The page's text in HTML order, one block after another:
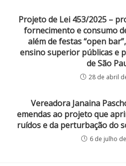
Projeto de Lei 453/2025 –
fornecimento e consumo
além de festas “open
ensino superior públicas e
de São
28 de abril
Vereadora Janaina
emendas ao projeto que
ruídos e da perturbação do
6 de julho